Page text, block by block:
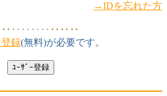
→IDを忘れた方
‥‥‥‥ ‥‥‥
登録(無料)が必要です。